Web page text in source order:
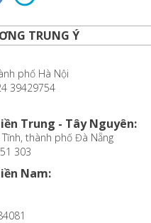
TRUNG Ý
phố Hà Nội
39429754
Trung - Tây Nguyên:
thành phố Đà Nẵng
303
Nam: